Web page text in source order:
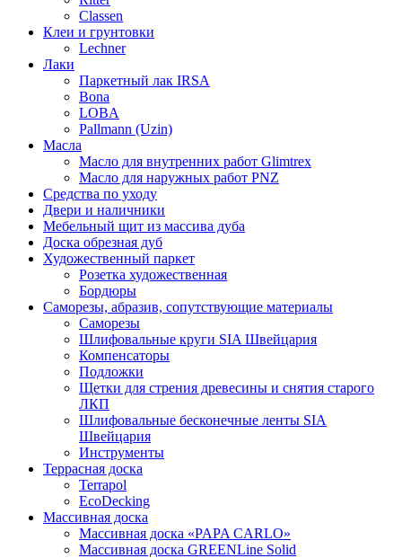
Classen
Клеи и грунтовки
Lechner
Лаки
Паркетный лак IRSA
Bona
LOBA
Pallmann (Uzin)
Масла
Масло для внутренних работ Glimtrex
Масло для наружных работ PNZ
Средства по уходу
Двери и наличники
Мебельный щит из массива дуба
Доска обрезная дуб
Художественный паркет
Розетка художественная
Бордюры
Саморезы, абразив, сопутствующие материалы
Саморезы
Шлифовальные круги SIA Швейцария
Компенсаторы
Подложки
Щетки для стрения древесины и снятия старого
ЛКП
Шлифовальные бесконечные ленты SIA
Швейцария
Инструменты
Террасная доска
Terrapol
EcoDecking
Массивная доска
Массивная доска «PAPA CARLO»
Массивная доска GREENLine Solid